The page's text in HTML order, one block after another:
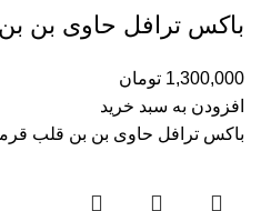
باکس ترافل حاوی بن
1,300,000 تومان
افزودن به سبد خرید
باکس ترافل حاوی بن بن قلب